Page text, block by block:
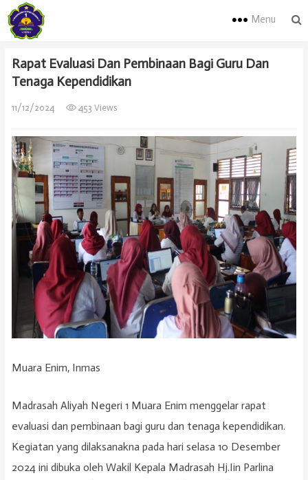
Menu
Rapat Evaluasi Dan Pembinaan Bagi Guru Dan
Tenaga Kependidikan
11/12/2024 453 Views
Muara Enim, Inmas
Madrasah Aliyah Negeri 1 Muara Enim menggelar rapat
evaluasi dan pembinaan bagi guru dan tenaga kependidikan.
Kegiatan yang dilaksanakna pada hari selasa 10 Desember
2024 ini dibuka oleh Wakil Kepala Madrasah Hj.Iin Parlina